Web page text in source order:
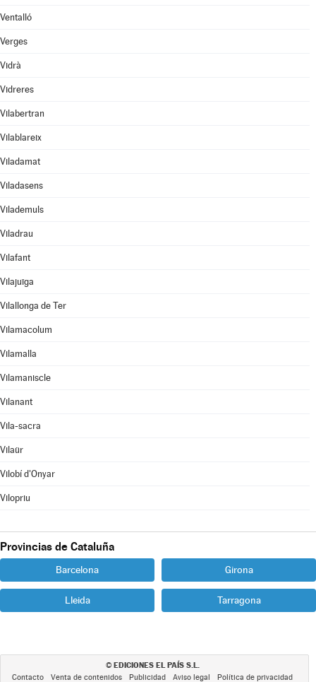
Ventalló
Verges
Vidrà
Vidreres
Vilabertran
Vilablareix
Viladamat
Viladasens
Vilademuls
Viladrau
Vilafant
Vilajuïga
Vilallonga de Ter
Vilamacolum
Vilamalla
Vilamaniscle
Vilanant
Vila-sacra
Vilaür
Vilobí d'Onyar
Vilopriu
Provincias de Cataluña
Barcelona Girona
Lleida Tarragona
© EDICIONES EL PAÍS S.L.
Contacto Venta de contenidos Publicidad Aviso legal Política de privacidad